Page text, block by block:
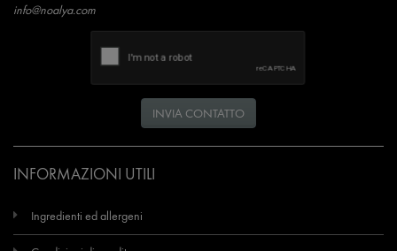
info@noalya.com
INVIA CONTATTO
INFORMAZIONI UTILI
Ingredienti ed allergeni